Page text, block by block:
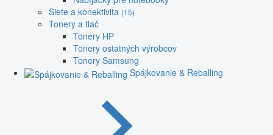
Siete a konektivita (15)
Tonery a tlač
Tonery HP
Tonery ostatných výrobcov
Tonery Samsung
Spájkovanie & Reballing